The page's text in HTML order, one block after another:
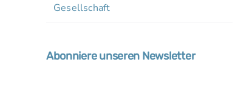
Gesellschaft
Abonniere unseren Newsletter